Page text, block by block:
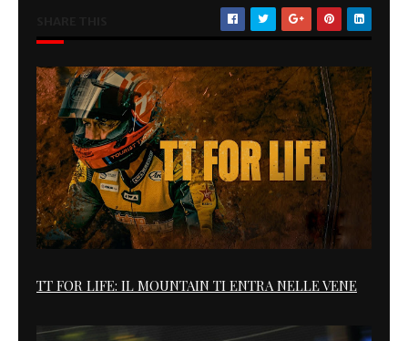
TT FOR LIFE: IL MOUNTAIN TI ENTRA NELLE VENE